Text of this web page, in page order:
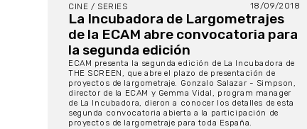
CINE / SERIES 18/09/2018
La Incubadora de Largometrajes
de la ECAM abre convocatoria para
la segunda edición
ECAM presenta la segunda edición de La Incubadora de
THE SCREEN, que abre el plazo de presentación de
proyectos de largometraje. Gonzalo Salazar - Simpson,
director de la ECAM y Gemma Vidal, program manager
de La Incubadora, dieron a conocer los detalles de esta
segunda convocatoria abierta a la participación de
proyectos de largometraje para toda España.